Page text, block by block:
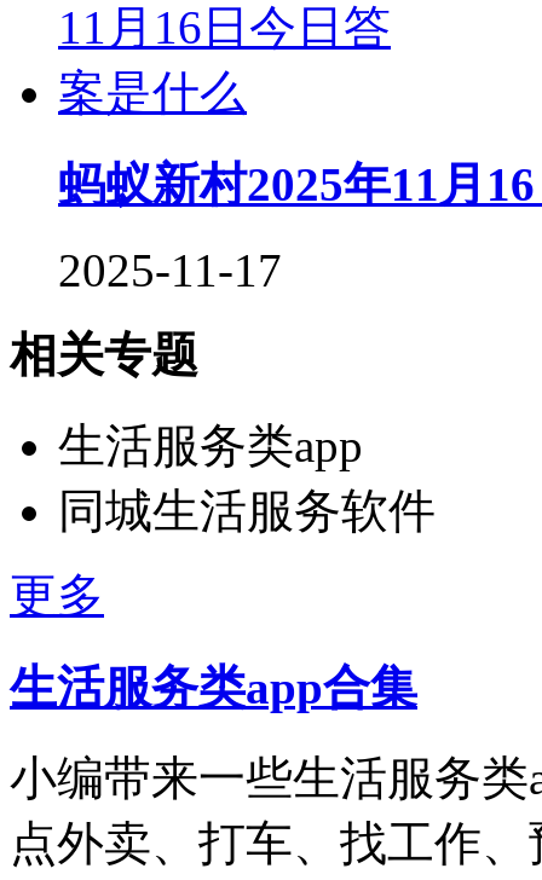
蚂蚁新村2025年11月
2025-11-17
相关专题
生活服务类app
同城生活服务软件
更多
生活服务类app合集
小编带来一些生活服务
点外卖、打车、找工作